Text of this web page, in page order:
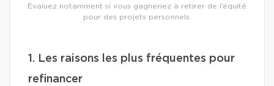
Évaluez notamment si vous gagneriez à retirer de l’équité
pour des projets personnels.
1. Les raisons les plus fréquentes pour
refinancer